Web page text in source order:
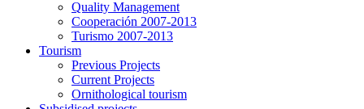
Quality Management
Cooperación 2007-2013
Turismo 2007-2013
Tourism
Previous Projects
Current Projects
Ornithological tourism